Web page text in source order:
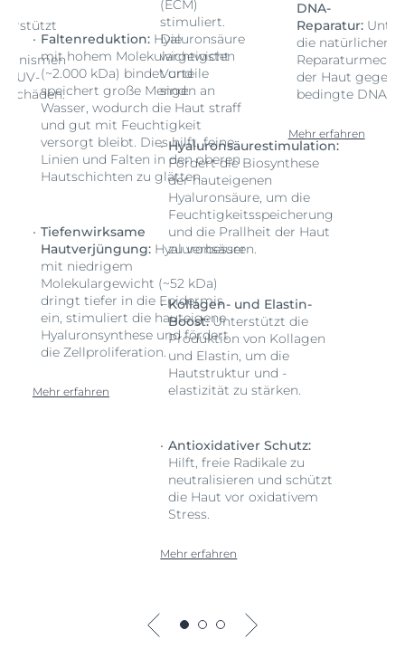
UV-
Schäden.
Faltenreduktion:Hyaluronsäure
mit hohem Molekulargewicht
(~2.000 kDa) bindet und
speichert große Mengen an
Wasser, wodurch die Haut straff
und gut mit Feuchtigkeit
versorgt bleibt. Dies hilft, feine
Linien und Falten in den oberen
Hautschichten zu glätten.
Tiefenwirksame
Hautverjüngung:Hyaluronsäure
mit niedrigem
Molekulargewicht (~52 kDa)
dringt tiefer in die Epidermis
ein, stimuliert die hauteigene
Hyaluronsynthese und fördert
die Zellproliferation.
Mehr erfahren
(ECM)
stimuliert.
Die
wichtigsten
Vorteile
sind:
Hyaluronsäurestimulation:
Fördert die Biosynthese
der hauteigenen
Hyaluronsäure, um die
Feuchtigkeitsspeicherung
und die Prallheit der Haut
zu verbessern.
Kollagen- und Elastin-
Boost:Unterstützt die
Produktion von Kollagen
und Elastin, um die
Hautstruktur und -
elastizität zu stärken.
Antioxidativer Schutz:
Hilft, freie Radikale zu
neutralisieren und schützt
die Haut vor oxidativem
Stress.
Mehr erfahren
DNA-
Reparatur:
die natürlichen
der Haut gegen
bedingte DNA-
Mehr erfahren